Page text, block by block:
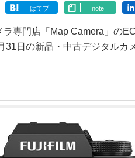
はてブ note
専門店「Map Camera」の
31日の新品・中古デジタルカ